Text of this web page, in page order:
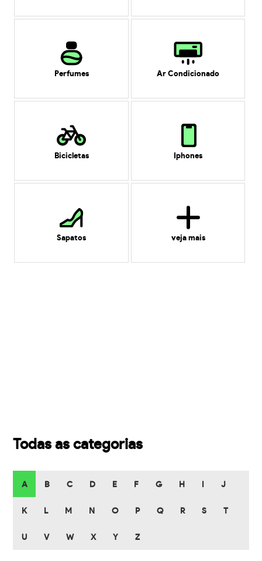
Perfumes Ar Condicionado
Bicicletas Iphones
Sapatos veja mais
Todas as categorias
A B C D E F G H J
K L M N O P Q R S T
U V W X Y Z